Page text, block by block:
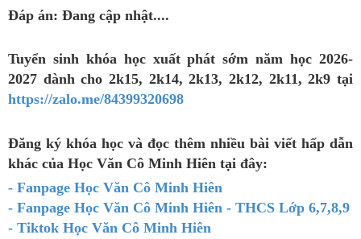
Đáp án: Đang cập nhật....
Tuyển sinh khóa học xuất phát sớm năm học 2026-
2027 dành cho 2k15, 2k14, 2k13, 2k12, 2k11, 2k9 tại
https://zalo.me/84399320698
Đăng ký khóa học và đọc thêm nhiều bài viết hấp dẫn
khác của Học Văn Cô Minh Hiên tại đây:
- Fanpage Học Văn Cô Minh Hiên
- Fanpage Học Văn Cô Minh Hiên - THCS Lớp 6,7,8,9
- Tiktok Học Văn Cô Minh Hiên